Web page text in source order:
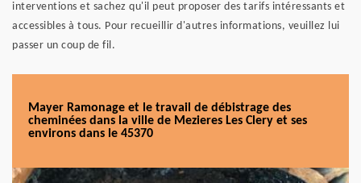
interventions et sachez qu'il peut proposer des tarifs intéressants et
accessibles à tous. Pour recueillir d'autres informations, veuillez lui
passer un coup de fil.
Mayer Ramonage et le travail de débistrage des
cheminées dans la ville de Mezieres Les Clery et ses
environs dans le 45370